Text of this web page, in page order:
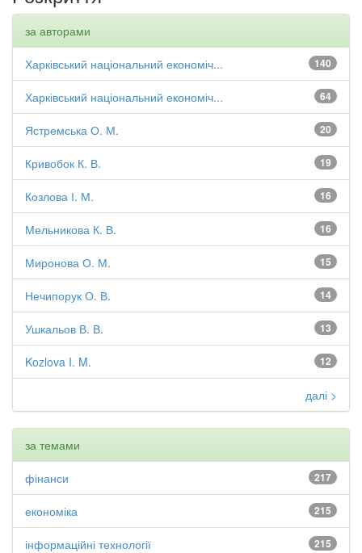
за авторами
140
Харківський національний економіч...
64
Харківський національний економіч...
20
Ястремська О. М.
19
Кривобок К. В.
16
Козлова І. М.
16
Мельникова К. В.
15
Миронова О. М.
14
Нечипорук О. В.
13
Ушкальов В. В.
12
Kozlova I. M.
далі >
за темами
217
фінанси
215
економіка
215
інформаційні технології